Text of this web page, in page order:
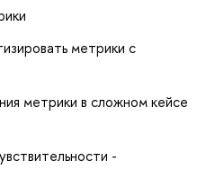
метрики с
метрики в сложном кейсе
-